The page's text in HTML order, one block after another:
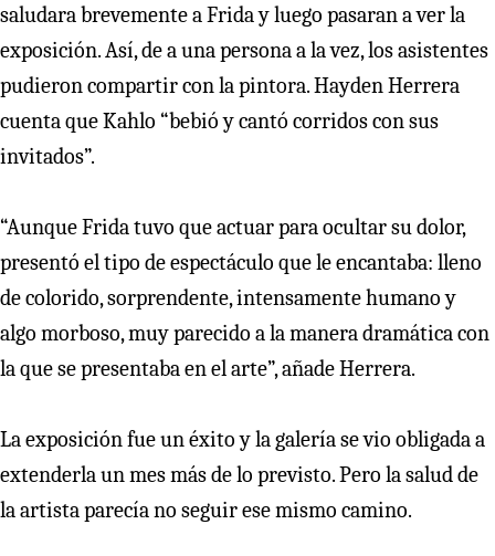
saludara brevemente a Frida y luego pasaran a ver la
exposición. Así, de a una persona a la vez, los asistentes
pudieron compartir con la pintora. Hayden Herrera
cuenta que Kahlo “bebió y cantó corridos con sus
invitados”.
“Aunque Frida tuvo que actuar para ocultar su dolor,
presentó el tipo de espectáculo que le encantaba: lleno
de colorido, sorprendente, intensamente humano y
algo morboso, muy parecido a la manera dramática con
la que se presentaba en el arte”, añade Herrera.
La exposición fue un éxito y la galería se vio obligada a
extenderla un mes más de lo previsto. Pero la salud de
la artista parecía no seguir ese mismo camino.